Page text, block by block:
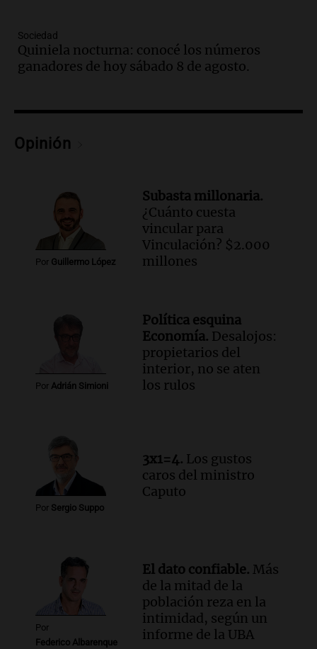
Episodios
Audio.Una nutricionista derribó el mito
del desayuno ideal: qué alimentos
Episodios
Audio.Mateo, a los 25 años, lucha
contra el tiempo: necesita un trasplante
para poder seguir viviend
Estiman que la inflación nacional
de julio será menor al 2,9% registrado
en CABA
Una mañana para todos
Episodios
Una mañana para todos
Episodios
Audio.Chile planteó mejorar la
conectividad fronteriza, aérea y digital
con Jujuy
Sociedad
Quiniela nocturna: conocé los números
ganadores de hoy sábado 8 de agosto.
Opinión
Por Guillermo López
Subasta millonaria.
¿Cuánto cuesta
vincular para
Vinculación? $2.000
millones
Por Adrián Simioni
Política esquina
Economía. Desalojos:
propietarios del
interior, no se aten
los rulos
Por Sergio Suppo
3x1=4. Los gustos
caros del ministro
Caputo
Por
Federico Albarenque
El dato confiable. Más
de la mitad de la
población reza en la
intimidad, según un
informe de la UBA